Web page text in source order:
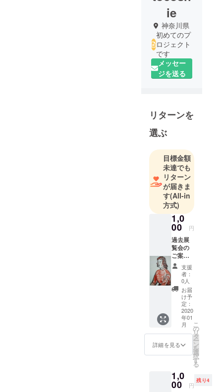
ie
神奈川県
初めてのプ
ロジェクト
です
メッセー
ジを送る
リターンを
選ぶ
目標金額
未達でも
リターン
が届きま
す(All-in
方式)
1,0
00 円
過去展
覧会の
ご案
内・ポ
スト
カード
６種類
を一組
として
差し上
げま
す。女
優京マ
チ子さ
んを描
いたも
か…
支援
者：
0人
お届
け予
定：
2020
年01
月
詳細を見る
こ
の
リ
タ
ー
ン
を
選
択
す
る
1,0
00 円
残り4